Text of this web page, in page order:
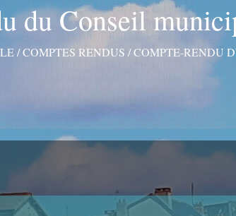
du Conseil
/COMPTES RENDUS /COMPTE-RENDU